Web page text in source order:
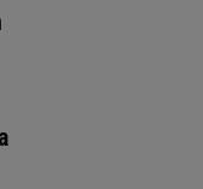
celów identyfikacji.
reklam i treści,